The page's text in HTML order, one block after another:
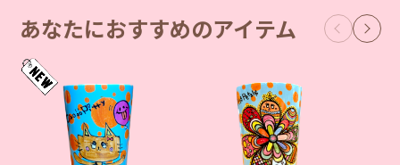
あなたにおすすめのアイテム